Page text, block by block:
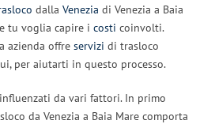
dalla Venezia di Venezia a Baia
tu voglia capire i costi coinvolti.
azienda offre servizi di trasloco
per aiutarti in questo processo.
da vari fattori. In primo
da Venezia a Baia Mare comporta